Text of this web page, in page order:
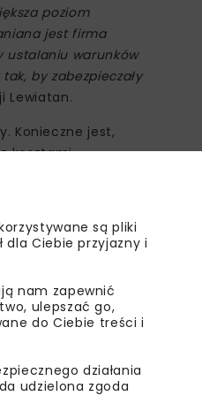
poziom
jest firma
ustalaniu warunków
by zabezpieczały
Lewiatan.
Konieczne jest,
kosztami
ale także
większość
sytuacji,
wkalkulować
którą
są pliki
Ciebie przyjazny i
nam zapewnić
ulepszać go,
do Ciebie treści i
działania
udzielona zgoda